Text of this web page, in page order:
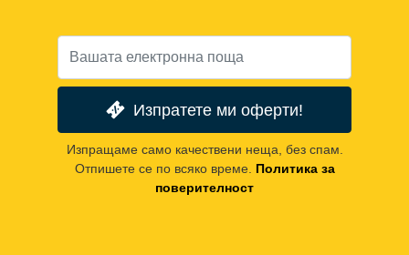
Изпратете ми оферти!
Изпращаме само качествени неща, без спам.
Отпишете се по всяко време. Политика за
поверителност